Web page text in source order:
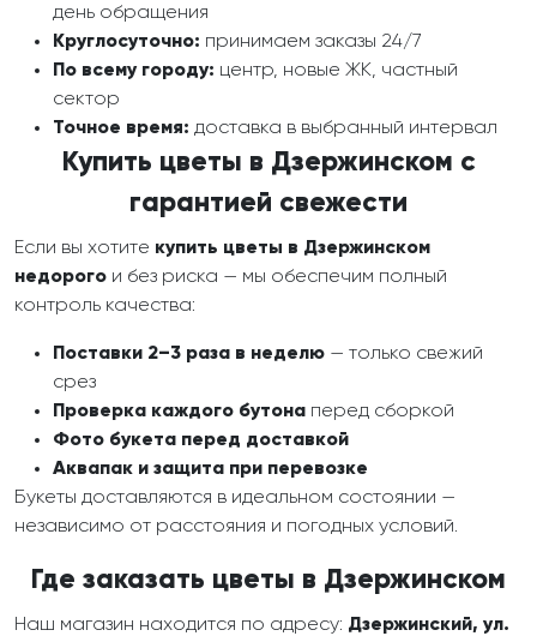
день обращения
Круглосуточно: принимаем заказы 24/7
По всему городу: центр, новые ЖК, частный
сектор
Точное время: доставка в выбранный интервал
Купить цветы в Дзержинском с
гарантией свежести
Если вы хотите купить цветы в Дзержинском
недорого и без риска — мы обеспечим полный
контроль качества:
Поставки 2–3 раза в неделю — только свежий
срез
Проверка каждого бутона перед сборкой
Фото букета перед доставкой
Аквапак и защита при перевозке
Букеты доставляются в идеальном состоянии —
независимо от расстояния и погодных условий.
Где заказать цветы в Дзержинском
Наш магазин находится по адресу: Дзержинский, ул.